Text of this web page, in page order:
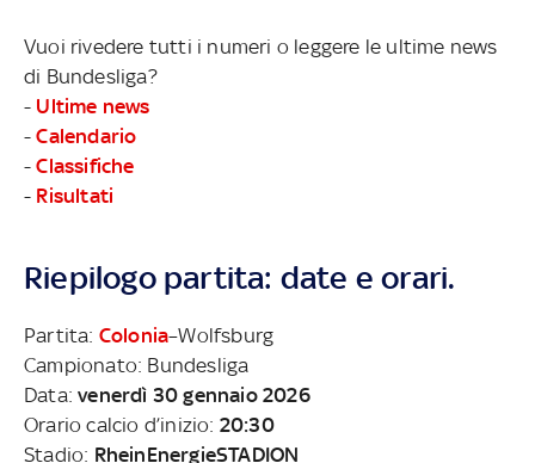
Vuoi rivedere tutti i numeri o leggere le ultime news
di Bundesliga?
- Ultime news
-Calendario
-Classifiche
- Risultati
Riepilogo partita: date e orari.
Partita: Colonia–Wolfsburg
Campionato: Bundesliga
Data:venerdì 30 gennaio 2026
Orario calcio d’inizio: 20:30
Stadio: RheinEnergieSTADION